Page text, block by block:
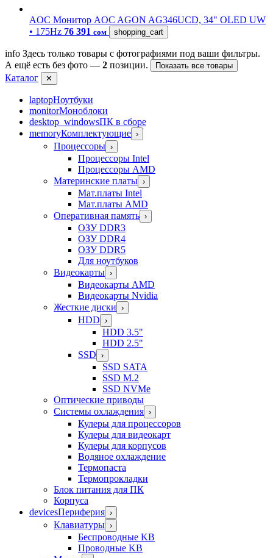
AOC Монитор AOC AGON AG346UCD, 34" OLED UW
• 175Hz 76 391 сом shopping_cart
info Здесь только товары с фотографиями под ваши фильтры.
А ещё есть без фото — 2 позиции. Показать все товары
Каталог ✕
laptopНоутбуки
monitorМоноблоки
desktop_windowsПК в сборе
memoryКомплектующие ›
Процессоры ›
Процессоры Intel
Процессоры AMD
Материнские платы ›
Мат.платы Intel
Мат.платы AMD
Оперативная память ›
ОЗУ DDR3
ОЗУ DDR4
ОЗУ DDR5
Для ноутбуков
Видеокарты ›
Видеокарты AMD
Видеокарты Nvidia
Жесткие диски ›
HDD ›
HDD 3.5"
HDD 2.5"
SSD ›
SSD SATA
SSD M.2
SSD NVMe
Оптические приводы
Системы охлаждения ›
Кулеры для процессоров
Кулеры для видеокарт
Кулеры для корпусов
Водяное охлаждение
Термопаста
Термопрокладки
Блок питания для ПК
Корпуса
devicesПериферия ›
Клавиатуры ›
Беспроводные KB
Проводные KB